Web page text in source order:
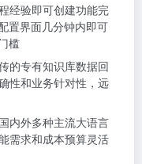
经验即可创建功能完
置界面几分钟内即可
槛
的专有知识库数据回
性和业务针对性，远
内外多种主流大语言
需求和成本预算灵活